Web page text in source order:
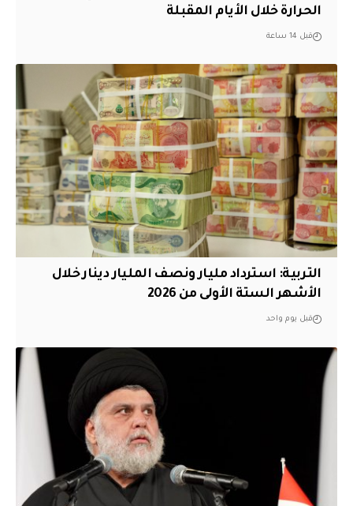
الحرارة خلال الأيام المقبلة
قبل 14 ساعة
التربية: استرداد مليار ونصف المليار دينار خلال
الأشهر الستة الأولى من 2026
قبل يوم واحد